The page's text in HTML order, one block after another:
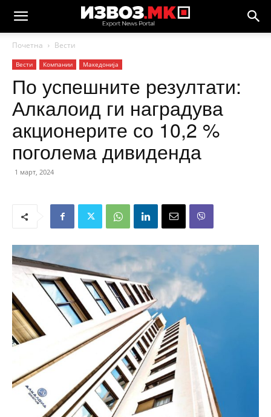
Почетна Вести
Вести Компании Македонија
По успешните резултати:
Алкалоид ги наградува
акционерите со 10,2 %
поголема дивиденда
1 март, 2024